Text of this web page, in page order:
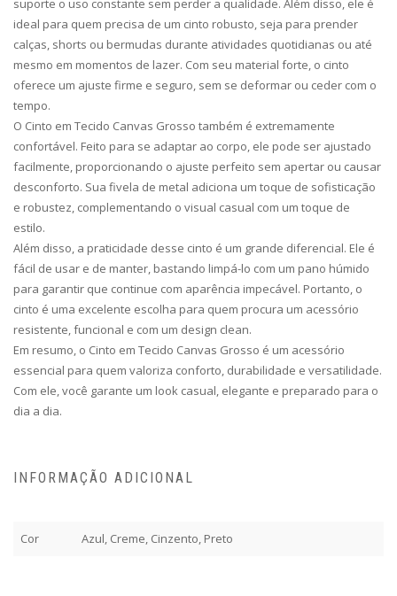
suporte o uso constante sem perder a qualidade. Além disso, ele é
ideal para quem precisa de um cinto robusto, seja para prender
calças, shorts ou bermudas durante atividades quotidianas ou até
mesmo em momentos de lazer. Com seu material forte, o cinto
oferece um ajuste firme e seguro, sem se deformar ou ceder com o
tempo.
O Cinto em Tecido Canvas Grosso também é extremamente
confortável. Feito para se adaptar ao corpo, ele pode ser ajustado
facilmente, proporcionando o ajuste perfeito sem apertar ou causar
desconforto. Sua fivela de metal adiciona um toque de sofisticação
e robustez, complementando o visual casual com um toque de
estilo.
Além disso, a praticidade desse cinto é um grande diferencial. Ele é
fácil de usar e de manter, bastando limpá-lo com um pano húmido
para garantir que continue com aparência impecável. Portanto, o
cinto é uma excelente escolha para quem procura um acessório
resistente, funcional e com um design clean.
Em resumo, o Cinto em Tecido Canvas Grosso é um acessório
essencial para quem valoriza conforto, durabilidade e versatilidade.
Com ele, você garante um look casual, elegante e preparado para o
dia a dia.
INFORMAÇÃO ADICIONAL
Cor Azul, Creme, Cinzento, Preto